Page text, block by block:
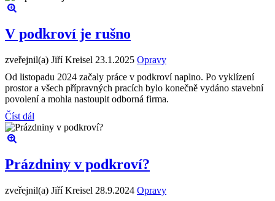
V podkroví je rušno
zveřejnil(a) Jiří Kreisel 23.1.2025 Opravy
Od listopadu 2024 začaly práce v podkroví naplno. Po vyklízení
prostor a všech přípravných pracích bylo konečně vydáno stavební
povolení a mohla nastoupit odborná firma.
Číst dál
Prázdniny v podkroví?
zveřejnil(a) Jiří Kreisel 28.9.2024 Opravy